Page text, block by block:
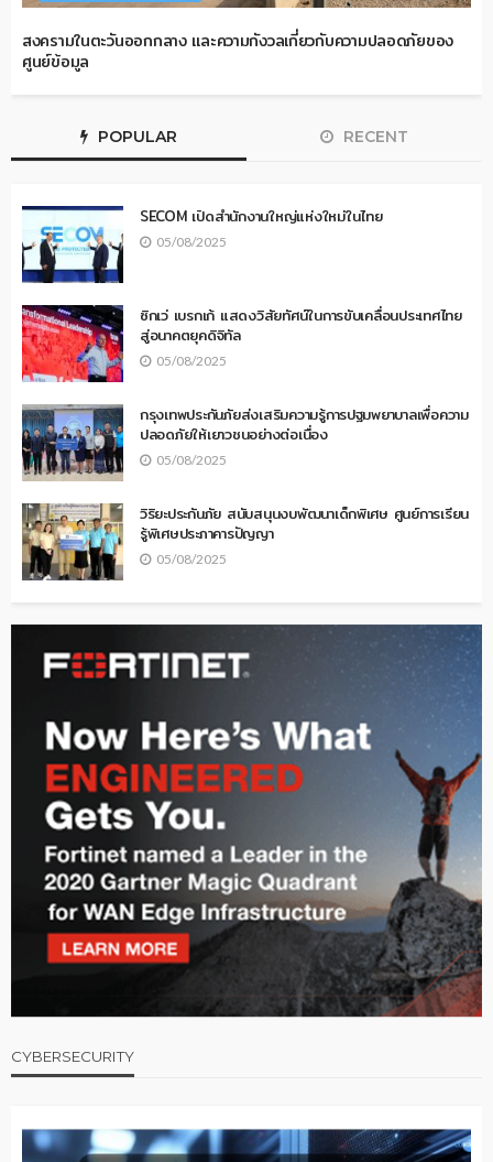
สงครามในตะวันออกกลาง และความกังวลเกี่ยวกับความปลอดภัยของ
ศูนย์ข้อมูล
POPULAR RECENT
SECOM เปิดสำนักงานใหญ่แห่งใหม่ในไทย
05/08/2025
ซิกเว่ เบรกเก้ แสดงวิสัยทัศน์ในการขับเคลื่อนประเทศไทย
สู่อนาคตยุคดิจิทัล
05/08/2025
กรุงเทพประกันภัยส่งเสริมความรู้การปฐมพยาบาลเพื่อความ
ปลอดภัยให้เยาวชนอย่างต่อเนื่อง
05/08/2025
วิริยะประกันภัย สนับสนุนงบพัฒนาเด็กพิเศษ ศูนย์การเรียน
รู้พิเศษประภาคารปัญญา
05/08/2025
CYBERSECURITY